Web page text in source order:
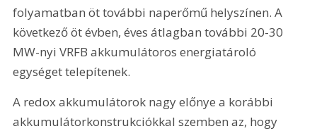
folyamatban öt további naperőmű helyszínen. A
következő öt évben, éves átlagban további 20-30
MW-nyi VRFB akkumulátoros energiatároló
egységet telepítenek.
A redox akkumulátorok nagy előnye a korábbi
akkumulátorkonstrukciókkal szemben az, hogy